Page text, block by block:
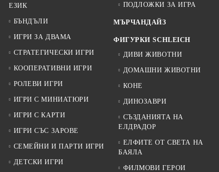
ЕЗИК
БЪНДЪЛИ
ИГРИ ЗА ДВАМА
СТРАТЕГИЧЕСКИ ИГРИ
КООПЕРАТИВНИ ИГРИ
РОЛЕВИ ИГРИ
ИГРИ С МИНИАТЮРИ
ИГРИ С КАРТИ
ИГРИ СЪС ЗАРОВЕ
СЕМЕЙНИ И ПАРТИ ИГРИ
ДЕТСКИ ИГРИ
ПОДЛОЖКИ ЗА ИГРА
МЪРЧАНДАЙЗ
ФИГУРКИ SCHLEICH
ДИВИ ЖИВОТНИ
ДОМАШНИ ЖИВОТНИ
КОНЕ
ДИНОЗАВРИ
СЪЗДАНИЯТА НА
ЕЛДРАДОР
ЕЛФИТЕ ОТ СВЕТА НА
БАЯЛА
ФИЛМОВИ ГЕРОИ